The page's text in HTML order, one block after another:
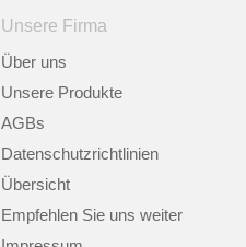
Unsere Firma
Über uns
Unsere Produkte
AGBs
Datenschutzrichtlinien
Übersicht
Empfehlen Sie uns weiter